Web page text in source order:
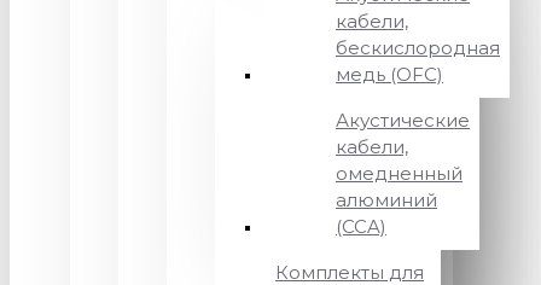
кабели,
бескислородная
медь (OFC)
Акустические
кабели,
омедненный
алюминий
(CCA)
Комплекты для